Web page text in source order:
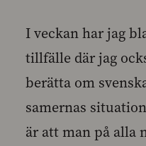
I veckan har jag
tillfälle där jag
berätta om
samernas
är att man på alla